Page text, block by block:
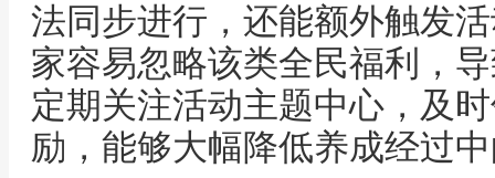
法同步进行，还能额外触发
家容易忽略该类全民福利，
定期关注活动主题中心，及
励，能够大幅降低养成经过